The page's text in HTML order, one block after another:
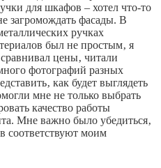
для шкафов – хотел что-то
загромождать фасады. В
ручках
был не простым‚ я
цены‚ читали
фотографий разных
как будет выглядеть
мне не только выбрать
качество работы
Мне важно было убедиться‚
соответствуют моим